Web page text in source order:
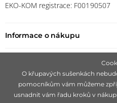
EKO-KOM registrace: F00190507
Informace o nákupu
Zůstaňte s námi v kontaktu
O křupavých sušenkách
pomocníkům vám můžeme
usnadnit vám řadu kroků v